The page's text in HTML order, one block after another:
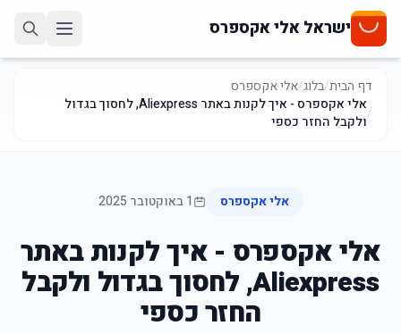
ישראל אלי אקספרס
דף הבית/בלוג/אלי אקספרס
/
אלי אקספרס - איך לקנות באתר Aliexpress, לחסוך בגדול
ולקבל החזר כספי
אלי אקספרס 1 באוקטובר 2025
אלי אקספרס - איך לקנות באתר
Aliexpress, לחסוך בגדול ולקבל
החזר כספי